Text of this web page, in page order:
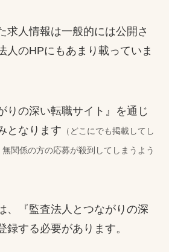
求人情報は一般的には公開さ
人のHPにもあまり載っていま
りの深い転職サイト』を通じ
となります （どこにでも掲載してし
関係の方の応募が殺到してしまうよう
、『監査法人とつながりの深
録する必要があります。